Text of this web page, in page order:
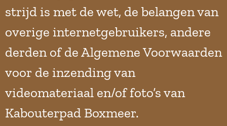
strijd is met de wet, de belangen van
overige internetgebruikers, andere
derden of de Algemene Voorwaarden
voor de inzending van
videomateriaal en/of foto’s van
Kabouterpad Boxmeer.